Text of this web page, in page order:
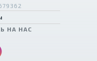
НА НАС